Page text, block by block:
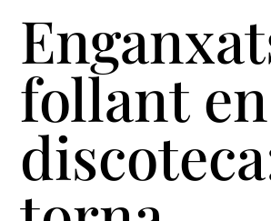
follant